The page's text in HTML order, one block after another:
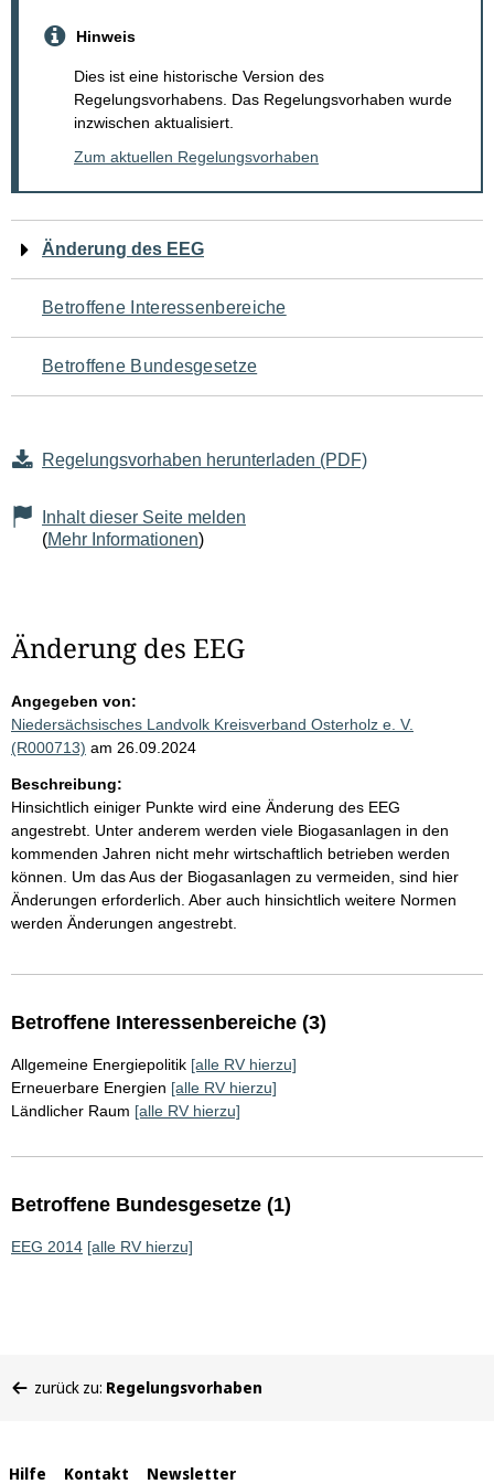
Hinweis
Dies ist eine historische Version des
Regelungsvorhabens. Das Regelungsvorhaben wurde
inzwischen aktualisiert.
Zum aktuellen Regelungsvorhaben
Navigation
für
den
Seiteninhalt
Änderung des EEG
Betroffene Interessenbereiche
Betroffene Bundesgesetze
Regelungsvorhaben herunterladen (PDF)
Inhalt dieser Seite melden
(Mehr Informationen)
Änderung des EEG
Angegeben von:
Niedersächsisches Landvolk Kreisverband Osterholz e. V.
(R000713) am 26.09.2024
Beschreibung:
Hinsichtlich einiger Punkte wird eine Änderung des EEG
angestrebt. Unter anderem werden viele Biogasanlagen in den
kommenden Jahren nicht mehr wirtschaftlich betrieben werden
können. Um das Aus der Biogasanlagen zu vermeiden, sind hier
Änderungen erforderlich. Aber auch hinsichtlich weitere Normen
werden Änderungen angestrebt.
Betroffene Interessenbereiche (3)
Allgemeine Energiepolitik [alle RV hierzu]
Erneuerbare Energien [alle RV hierzu]
Ländlicher Raum [alle RV hierzu]
Betroffene Bundesgesetze (1)
EEG 2014 [alle RV hierzu]
befinden
zurück zu: Regelungsvorhaben
Hilfe Kontakt Newsletter